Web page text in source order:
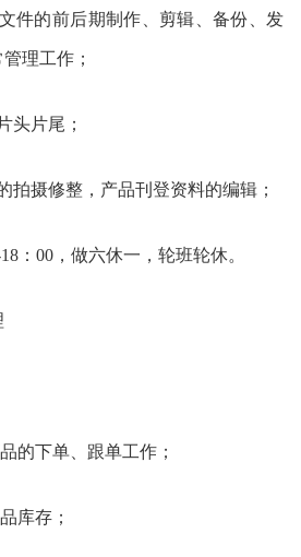
件的前后期制作、剪辑、备份、发
理工作；
头片尾；
拍摄修整，产品刊登资料的编辑；
：00，做六休一，轮班轮休。
的下单、跟单工作；
库存；